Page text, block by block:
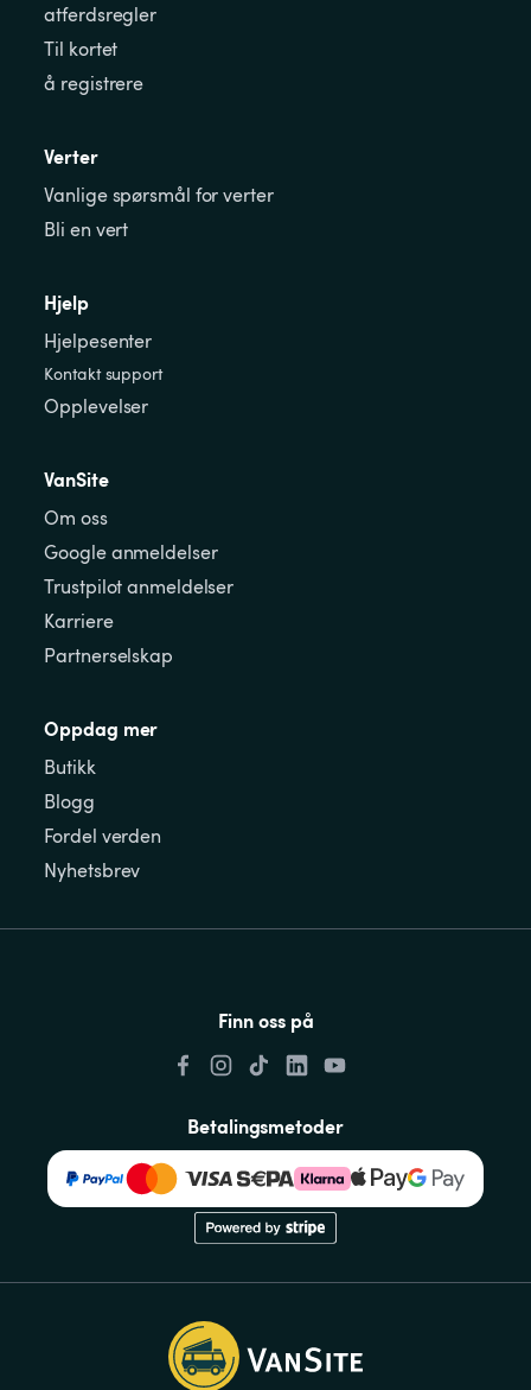
atferdsregler
Til kortet
å registrere
Verter
Vanlige spørsmål for verter
Bli en vert
Hjelp
Hjelpesenter
Kontakt support
Opplevelser
VanSite
Om oss
Google anmeldelser
Trustpilot anmeldelser
Karriere
Partnerselskap
Oppdag mer
Butikk
Blogg
Fordel verden
Nyhetsbrev
Finn oss på
Betalingsmetoder